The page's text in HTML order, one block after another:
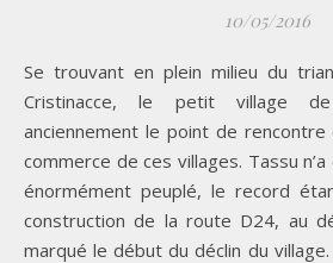
10/05/2016
Se trouvant en plein milieu du triangle Evisa-Marignana-
Cristinacce, le petit village
anciennement le point de
commerce de ces villages. Tassu
énormément peuplé, le record
construction de la route D24, au
marqué le début du déclin du